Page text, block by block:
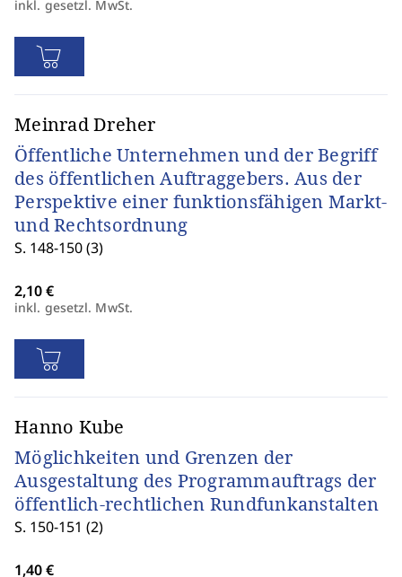
inkl. gesetzl. MwSt.
Meinrad Dreher
Öffentliche Unternehmen und der Begriff
des öffentlichen Auftraggebers. Aus der
Perspektive einer funktionsfähigen Markt-
und Rechtsordnung
S. 148-150 (3)
inkl. gesetzl. MwSt.
Hanno Kube
Möglichkeiten und Grenzen der
Ausgestaltung des Programmauftrags der
öffentlich-rechtlichen Rundfunkanstalten
S. 150-151 (2)